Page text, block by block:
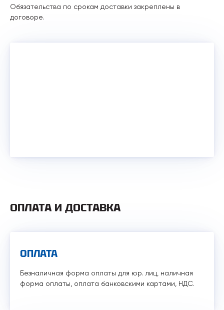
Обязательства по срокам доставки закреплены в
договоре.
ОПЛАТА И ДОСТАВКА
ОПЛАТА
Безналичная форма оплаты для юр. лиц, наличная
форма оплаты, оплата банковскими картами, НДС.